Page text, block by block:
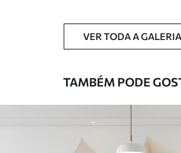
esponja macia. Murais
revestimento de verniz
Aplicação perfeita
Materiais disponíveis
VER TODA A GALERIA
TAMBÉM PODE